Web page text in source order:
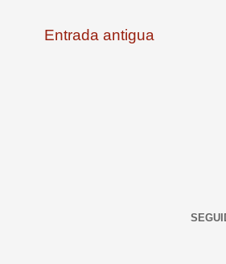
Entrada antigua